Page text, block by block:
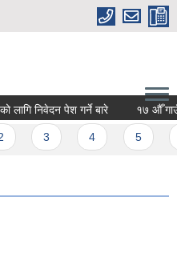
निवेदन पेश गर्ने बारे १७ औँ गाउँ